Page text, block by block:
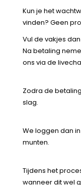
Kun je het
vinden? Geen
Vul de vakjes
Na betaling
ons via de
Zodra de
slag.
We loggen dan
munten.
Tijdens het
wanneer dit wel